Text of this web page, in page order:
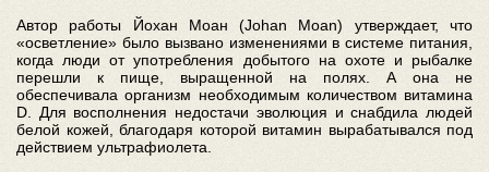
Автор работы Йохан Моан (Johan Moan) утверждает, что
«осветление» было вызвано изменениями в системе питания,
когда люди от употребления добытого на охоте и рыбалке
перешли к пище, выращенной на полях. А она не
обеспечивала организм необходимым количеством витамина
D. Для восполнения недостачи эволюция и снабдила людей
белой кожей, благодаря которой витамин вырабатывался под
действием ультрафиолета.